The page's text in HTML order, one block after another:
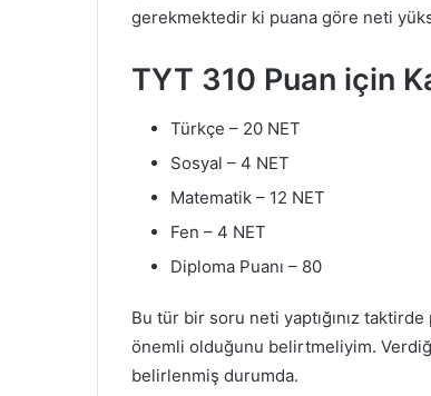
gerekmektedir ki puana göre neti
TYT 310 Puan için
Türkçe – 20 NET
Sosyal – 4 NET
Matematik – 12 NET
Fen – 4 NET
Diploma Puanı – 80
Bu tür bir soru neti yaptığınız
önemli olduğunu belirtmeliyim.
belirlenmiş durumda.